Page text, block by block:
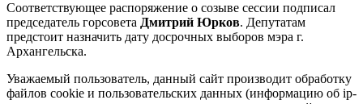
Соответствующее распоряжение о созыве сессии подписал
председатель горсовета Дмитрий Юрков. Депутатам
предстоит назначить дату досрочных выборов мэра г.
Архангельска.
Уважаемый пользователь, данный сайт производит обработку
файлов cookie и пользовательских данных (информацию об ip-